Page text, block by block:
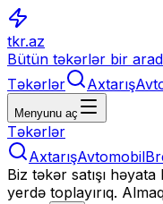
tkr.az
Bütün təkərlər bir
Təkərlər
Axtarış
Menyunu aç
Təkərlər
AxtarışAvtomobil
Biz təkər satışı
yerdə toplayırıq.